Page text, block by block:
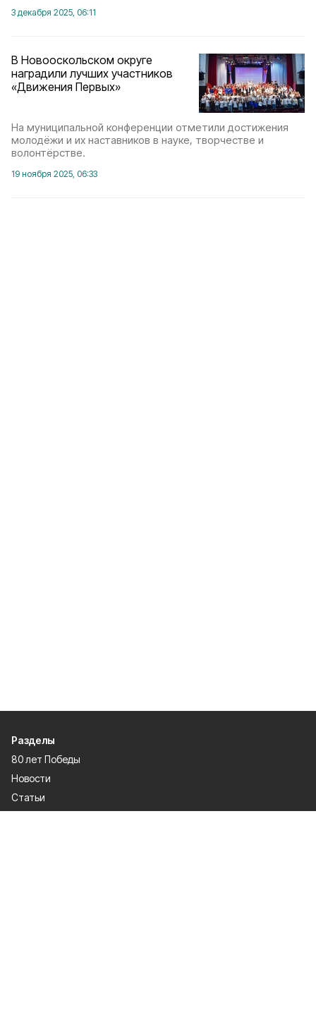
3 декабря 2025, 06:11
В Новооскольском округе
наградили лучших участников
«Движения Первых»
На муниципальной конференции отметили достижения
молодёжи и их наставников в науке, творчестве и
волонтёрстве.
19 ноября 2025, 06:33
Разделы
80 лет Победы
Новости
Статьи